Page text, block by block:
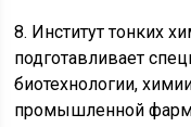
8. Институт тонких
подготавливает
биотехнологии,
промышленной